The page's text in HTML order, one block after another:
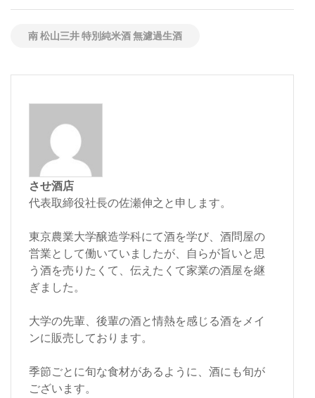
南 松山三井 特別純米酒 無濾過生酒
させ酒店
代表取締役社長の佐瀬伸之と申します。
東京農業大学醸造学科にて酒を学び、酒問屋の
営業として働いていましたが、自らが旨いと思
う酒を売りたくて、伝えたくて家業の酒屋を継
ぎました。
大学の先輩、後輩の酒と情熱を感じる酒をメイ
ンに販売しております。
季節ごとに旬な食材があるように、酒にも旬が
ございます。